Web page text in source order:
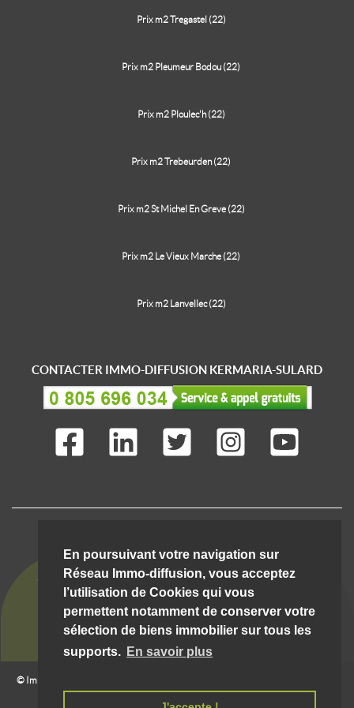
En poursuivant votre navigation sur
Réseau Immo-diffusion, vous acceptez
l’utilisation de Cookies qui vous
permettent notamment de conserver votre
sélection de biens immobilier sur tous les
supports. En savoir plus
Prix m2 Tregastel (22)
Prix m2 Pleumeur Bodou (22)
Prix m2 Ploulec'h (22)
Prix m2 Trebeurden (22)
Prix m2 St Michel En Greve (22)
Prix m2 Le Vieux Marche (22)
Prix m2 Lanvellec (22)
CONTACTER IMMO-DIFFUSION KERMARIA-SULARD
© Immo-Diffusion Kermaria-sulard